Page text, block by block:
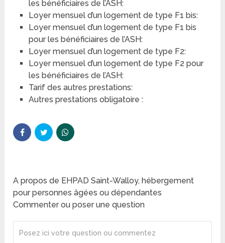
les bénéficiaires de l’ASH:
Loyer mensuel d’un logement de type F1 bis:
Loyer mensuel d’un logement de type F1 bis
pour les bénéficiaires de l’ASH:
Loyer mensuel d’un logement de type F2:
Loyer mensuel d’un logement de type F2 pour
les bénéficiaires de l’ASH:
Tarif des autres prestations:
Autres prestations obligatoire :
A propos de EHPAD Saint-Walloy, hébergement
pour personnes âgées ou dépendantes
Commenter ou poser une question